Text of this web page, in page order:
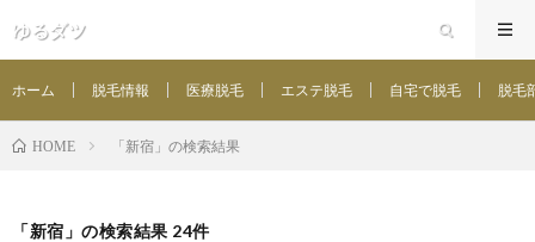
ゆるダツ
ホーム 脱毛情報 医療脱毛 エステ脱毛 自宅で脱毛 脱毛
HOME 「新宿」の検索結果
「新宿」の検索結果 24件